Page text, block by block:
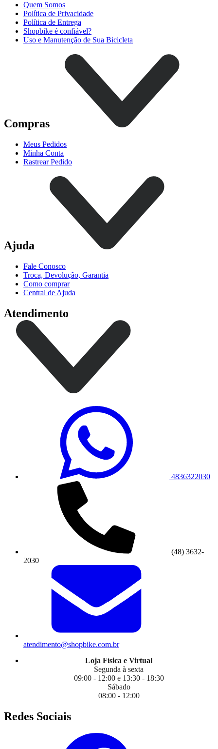
Quem Somos
Política de Privacidade
Política de Entrega
Shopbike é confiável?
Uso e Manutenção de Sua Bicicleta
Compras
Meus Pedidos
Minha Conta
Rastrear Pedido
Ajuda
Fale Conosco
Troca, Devolução, Garantia
Como comprar
Central de Ajuda
Atendimento
4836322030
(48) 3632-
2030
atendimento@shopbike.com.br
Loja Física e Virtual
Segunda à sexta
09:00 - 12:00 e 13:30 - 18:30
Sábado
08:00 - 12:00
Redes Sociais